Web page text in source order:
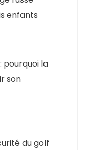
enfants
pourquoi la
son
du golf